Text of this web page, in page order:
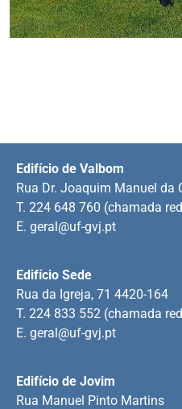
Edifício de Jovim
Rua Manuel Pinto Martins
Edifício Sede
Rua da Igreja, 71 4420-164
T. 224 833 552 (chamada
E. geral@uf-gvj.pt
Edifício de Valbom
Rua Dr. Joaquim Manuel da
T. 224 648 760 (chamada
E. geral@uf-gvj.pt